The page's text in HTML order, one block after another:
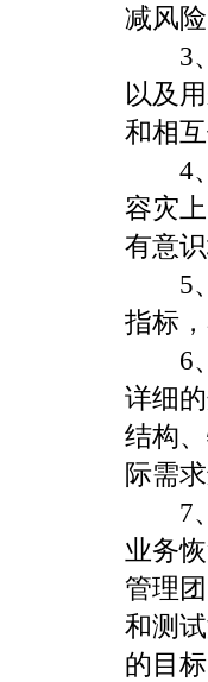
减风险
3、
以及
和相
4、
容灾
有意
5、
指标
6、
详细
结构
际需
7、
业务
管理
和测
的目标